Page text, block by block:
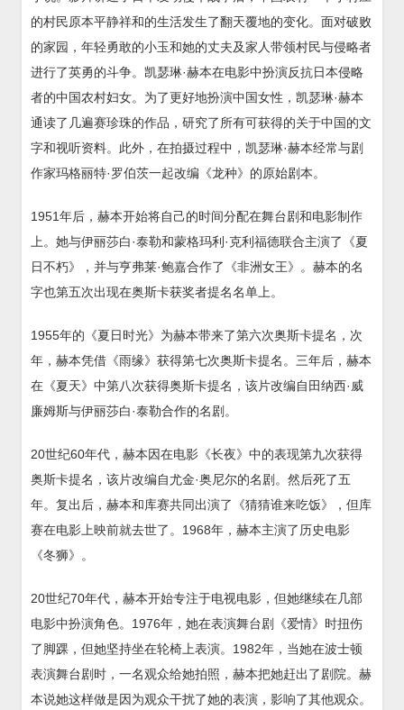
的村民原本平静祥和的生活发生了翻天覆地的变化。面对破败
的家园，年轻勇敢的小玉和她的丈夫及家人带领村民与侵略者
进行了英勇的斗争。凯瑟琳·赫本在电影中扮演反抗日本侵略
者的中国农村妇女。为了更好地扮演中国女性，凯瑟琳·赫本
通读了几遍赛珍珠的作品，研究了所有可获得的关于中国的文
字和视听资料。此外，在拍摄过程中，凯瑟琳·赫本经常与剧
作家玛格丽特·罗伯茨一起改编《龙种》的原始剧本。
1951年后，赫本开始将自己的时间分配在舞台剧和电影制作
上。她与伊丽莎白·泰勒和蒙格玛利·克利福德联合主演了《夏
日不朽》，并与亨弗莱·鲍嘉合作了《非洲女王》。赫本的名
字也第五次出现在奥斯卡获奖者提名名单上。
1955年的《夏日时光》为赫本带来了第六次奥斯卡提名，次
年，赫本凭借《雨缘》获得第七次奥斯卡提名。三年后，赫本
在《夏天》中第八次获得奥斯卡提名，该片改编自田纳西·威
廉姆斯与伊丽莎白·泰勒合作的名剧。
20世纪60年代，赫本因在电影《长夜》中的表现第九次获得
奥斯卡提名，该片改编自尤金·奥尼尔的名剧。然后死了五
年。复出后，赫本和库赛共同出演了《猜猜谁来吃饭》，但库
赛在电影上映前就去世了。1968年，赫本主演了历史电影
《冬狮》。
20世纪70年代，赫本开始专注于电视电影，但她继续在几部
电影中扮演角色。1976年，她在表演舞台剧《爱情》时扭伤
了脚踝，但她坚持坐在轮椅上表演。1982年，当她在波士顿
表演舞台剧时，一名观众给她拍照，赫本把她赶出了剧院。赫
本说她这样做是因为观众干扰了她的表演，影响了其他观众。